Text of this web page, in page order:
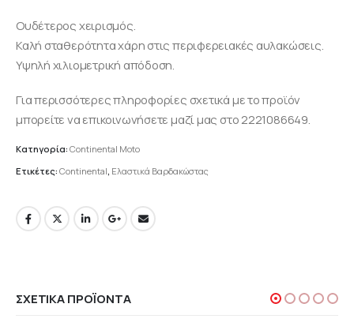
Ουδέτερος χειρισμός.
Καλή σταθερότητα χάρη στις περιφερειακές αυλακώσεις.
Υψηλή χιλιομετρική απόδοση.
Για περισσότερες πληροφορίες σχετικά με το προϊόν
μπορείτε να επικοινωνήσετε μαζί μας στο 2221086649.
Κατηγορία: Continental Moto
Ετικέτες: Continental Ελαστικά Βαρδακώστας
ΣΧΕΤΙΚΆ ΠΡΟΪΌΝΤΑ